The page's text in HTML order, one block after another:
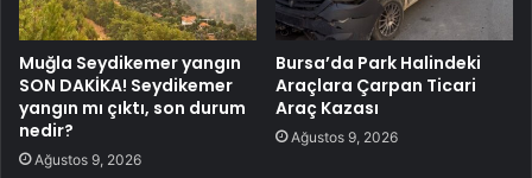
Muğla Seydikemer yangın
SON DAKİKA! Seydikemer
yangın mı çıktı, son durum
nedir?
Ağustos 9, 2026
Bursa’da Park Halindeki
Araçlara Çarpan Ticari
Araç Kazası
Ağustos 9, 2026